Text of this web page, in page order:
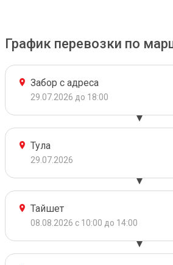
График перевозки по
Забор с адреса
29.07.2026 до 18:00
Тула
29.07.2026
Тайшет
08.08.2026 с 10:00 до 14:00